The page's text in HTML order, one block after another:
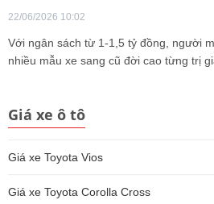
22/06/2026 10:02
Với ngân sách từ 1-1,5 tỷ đồng, người
nhiều mẫu xe sang cũ đời cao từng trị
Giá xe ô tô
Giá xe Toyota Vios
Giá xe Toyota Corolla Cross